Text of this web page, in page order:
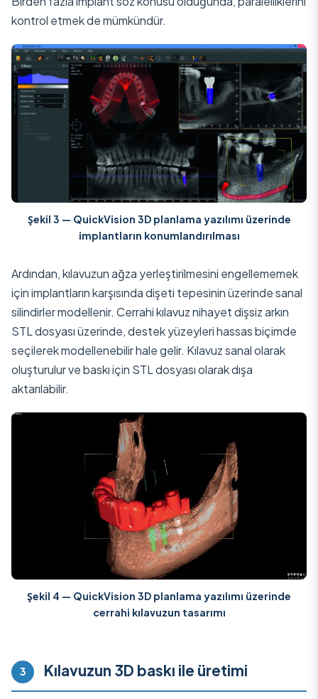
kontrol etmek de mümkündür.
Şekil 3 — QuickVision 3Dplanlama yazılımı üzerinde
implantların konumlandırılması
Ardından, kılavuzun ağza yerleştirilmesini engellememek
için implantların karşısında dişeti tepesinin üzerinde sanal
silindirler modellenir. Cerrahi kılavuz nihayet dişsiz arkın
STL dosyası üzerinde, destek yüzeyleri hassas biçimde
seçilerek modellenebilir hale gelir. Kılavuz sanal olarak
oluşturulur ve baskı için STL dosyası olarak dışa
aktarılabilir.
Şekil 4 — QuickVision 3D planlama yazılımı üzerinde
cerrahi kılavuzun tasarımı
3 Kılavuzun 3D baskı ile üretimi